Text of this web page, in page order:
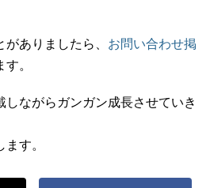
ありましたら、 お問い合わせ掲
。
ながらガンガン成長させていき
す。